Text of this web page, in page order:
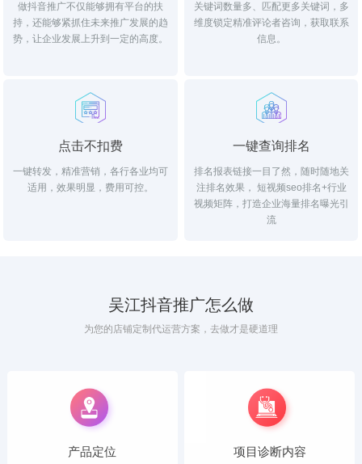
做抖音推广不仅能够拥有平台的扶
持，还能够紧抓住未来推广发展的趋
势，让企业发展上升到一定的高度。
关键词数量多、匹配更多关键词，多
维度锁定精准评论者咨询，获取联系
信息。
点击不扣费
一键转发，精准营销，各行各业均可
适用，效果明显，费用可控。
一键查询排名
排名报表链接一目了然，随时随地关
注排名效果， 短视频seo排名+行业
视频矩阵，打造企业海量排名曝光引
流
吴江抖音推广怎么做
为您的店铺定制代运营方案，去做才是硬道理
产品定位 项目诊断内容